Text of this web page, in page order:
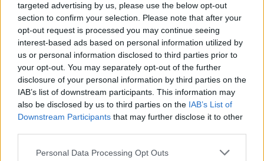
targeted advertising by us, please use the below opt-out
section to confirm your selection. Please note that after your
opt-out request is processed you may continue seeing
interest-based ads based on personal information utilized by
us or personal information disclosed to third parties prior to
your opt-out. You may separately opt-out of the further
disclosure of your personal information by third parties on the
IAB’s list of downstream participants. This information may
also be disclosed by us to third parties on the IAB’s List of
Downstream Participants that may further disclose it to other
Please note that this website/app uses one or more Google
Personal Data Processing Opt Outs
Lavrov: nem állíthatók helyre
kapcsolatai